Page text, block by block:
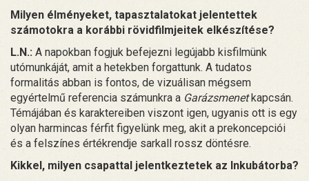
Milyen élményeket, tapasztalatokat jelentettek
számotokra a korábbi rövidfilmjeitek elkészítése?
L.N.: A napokban fogjuk befejezni legújabb kisfilmünk
utómunkáját, amit a hetekben forgattunk. A tudatos
formalitás abban is fontos, de vizuálisan mégsem
egyértelmű referencia számunkra a Garázsmenetkapcsán.
Témájában és karaktereiben viszont igen, ugyanis ott is egy
olyan harmincas férfit figyelünk meg, akit a prekoncepciói
és a felszínes értékrendje sarkall rossz döntésre.
Kikkel, milyen csapattal jelentkeztetek az Inkubátorba?